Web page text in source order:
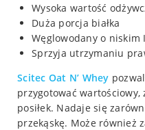
Wysoka wartość
Duża porcja białka
Węglowodany o niskim
Sprzyja utrzymaniu
Scitec Oat N’ Whey
przygotować
posiłek. Nadaje się
przekąskę. Może również